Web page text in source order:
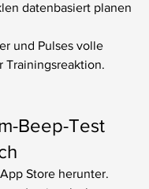
datenbasiert planen
und Pulses volle
Trainingsreaktion.
Beep-Test
Store herunter.